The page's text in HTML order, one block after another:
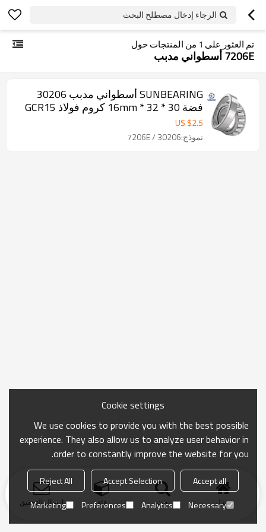
الرجاء إدخال مصطلح البحث
تم العثور على 1 من المنتجات حول
7206E أسطواني مدبب
SUNBEARING أسطواني مدبب 30206
فضة 30 * 32 * 16mm كروم فولاذ GCR15
US $2.5
نموذج:30206 / 7206E
منزل بحث فئة ارسال التحقيق
Cookie settings
We use cookies to provide you with the best possible
experience. They also allow us to analyze user behavior in
order to constantly improve the website for you.
Accept all
Accept Selection
Reject All
Necessary
Analytics
Preferences
Marketing